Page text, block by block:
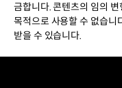
금합니다. 콘텐츠의 임의
목적으로 사용할 수 없습니
받을 수 있습니다.